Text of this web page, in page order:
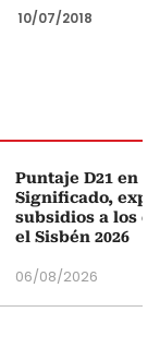
10/07/2018
Puntaje D21 en
Significado,
subsidios a los
el Sisbén 2026
06/08/2026